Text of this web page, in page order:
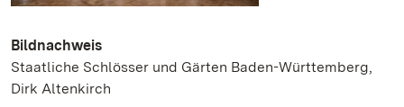
Bildnachweis
Staatliche Schlösser und Gärten Baden-Württemberg,
Dirk Altenkirch